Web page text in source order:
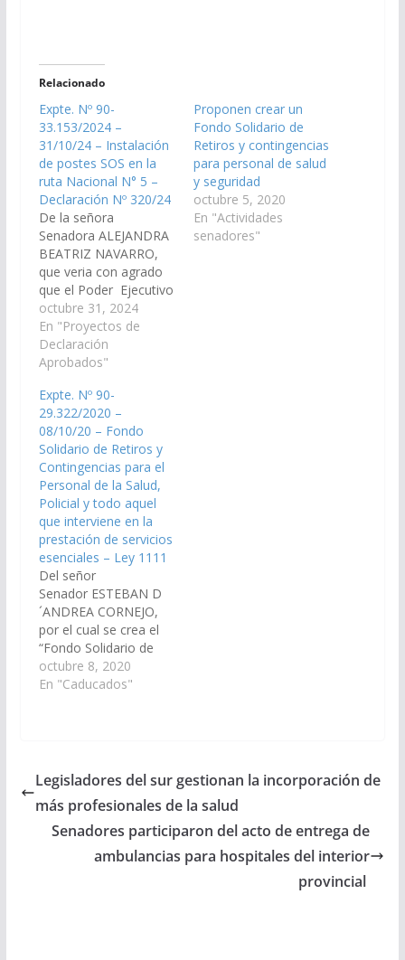
Relacionado
Expte. Nº 90-
33.153/2024 –
31/10/24 – Instalación
de postes SOS en la
ruta Nacional N° 5 –
Declaración Nº 320/24
De la señora
Senadora ALEJANDRA
BEATRIZ NAVARRO,
que veria con agrado
que el Poder Ejecutivo
Provincial, a través de
los organismos
competentes disponga
las medidas y recursos
instalación de postes
SOS equipados con
dispositivos de
comunicación satelital
del sistema de
seguridad 911 para
acceder a los servicios
policiales,…
octubre 31, 2024
En "Proyectos de
Declaración
Aprobados"
Proponen crear un
Fondo Solidario de
Retiros y contingencias
para personal de salud
y seguridad
octubre 5, 2020
En "Actividades
senadores"
Expte. Nº 90-
29.322/2020 –
08/10/20 – Fondo
Solidario de Retiros y
Contingencias para el
Personal de la Salud,
Policial y todo aquel
que interviene en la
prestación de servicios
esenciales – Ley 1111
Del señor
Senador ESTEBAN D
´ANDREA CORNEJO,
por el cual se crea el
“Fondo Solidario de
Retiros y
Contingencias para el
esenciales”. (Expte. Nº
90-29.322/2020, a la
Comisión de
Economía, Finanzas
Públicas, Hacienda y
Presupuesto). Ley
octubre 8, 2020
En "Caducados"
Legisladores del sur gestionan la incorporación de
más profesionales de la salud
Senadores participaron del acto de entrega de
ambulancias para hospitales del interior
provincial